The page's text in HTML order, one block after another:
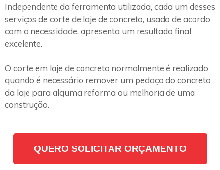
Independente da ferramenta utilizada, cada um desses
serviços de corte de laje de concreto, usado de acordo
com a necessidade, apresenta um resultado final
excelente.
O corte em laje de concreto normalmente é realizado
quando é necessário remover um pedaço do concreto
da laje para alguma reforma ou melhoria de uma
construção.
QUERO SOLICITAR ORÇAMENTO